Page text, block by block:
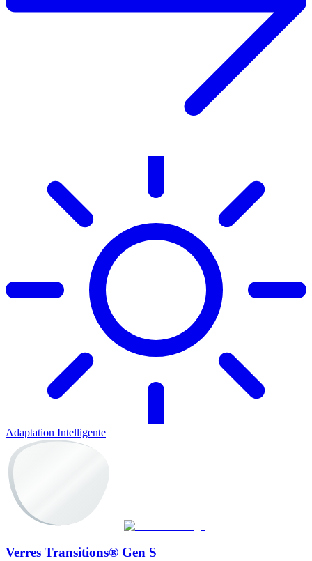
Adaptation Intelligente
Verres Transitions® Gen S